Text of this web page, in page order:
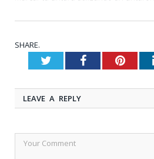
SHARE.
TwitterFacebook
LEAVE A REPLY